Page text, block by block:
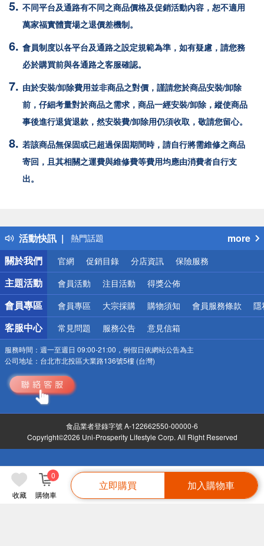
收藏 購物車
0
立即購買 加入購物車
不同平台及通路有不同之商品價格及促銷活動內容，恕不適用
萬家福實體賣場之退價差機制。
會員制度以各平台及通路之設定規範為準，如有疑慮，請您務
必於購買前與各通路之客服確認。
由於安裝/卸除費用並非商品之對價，謹請您於商品安裝/卸除
前，仔細考量對於商品之需求，商品一經安裝/卸除，縱使商品
事後進行退貨退款，然安裝費/卸除用仍須收取，敬請您留心。
若該商品無保固或已超過保固期間時，請自行將需維修之商品
寄回，且其相關之運費與維修費等費用均應由消費者自行支
出。
活動快訊
得獎公告
熱門話題
銀行優惠
偏遠地區配送
詐騙網頁！請小心！
more
關於我們
官網 促銷目錄 分店資訊 保險服務
主題活動 會員活動 注目活動 得獎公佈
會員專區 會員專區 大宗採購 購物須知 會員服務條款 隱
客服中心 常見問題 服務公告 意見信箱
服務時間： 週一至週日 09:00-21:00，例假日依網站公告為主
公司地址： 台北市北投區大業路136號5樓 (台灣)
食品業者登錄字號 A-122662550-00000-6
Copyright©2026 Uni-Prosperity Lifestyle Corp. All Right Reserved